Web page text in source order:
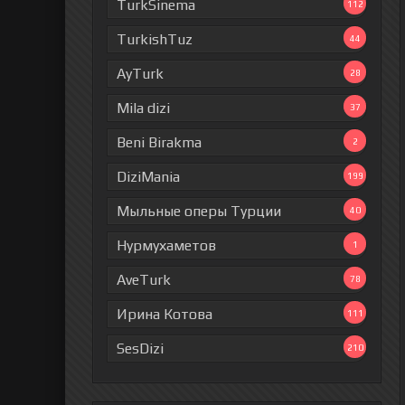
TurkSinema 112
TurkishTuz 44
AyTurk 28
Mila dizi 37
Beni Birakma 2
DiziMania 199
Мыльные оперы Турции 40
Нурмухаметов 1
AveTurk 78
Ирина Котова 111
SesDizi 210